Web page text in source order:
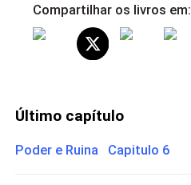
Compartilhar os livros em:
Último capítulo
Poder e Ruina Capitulo 6